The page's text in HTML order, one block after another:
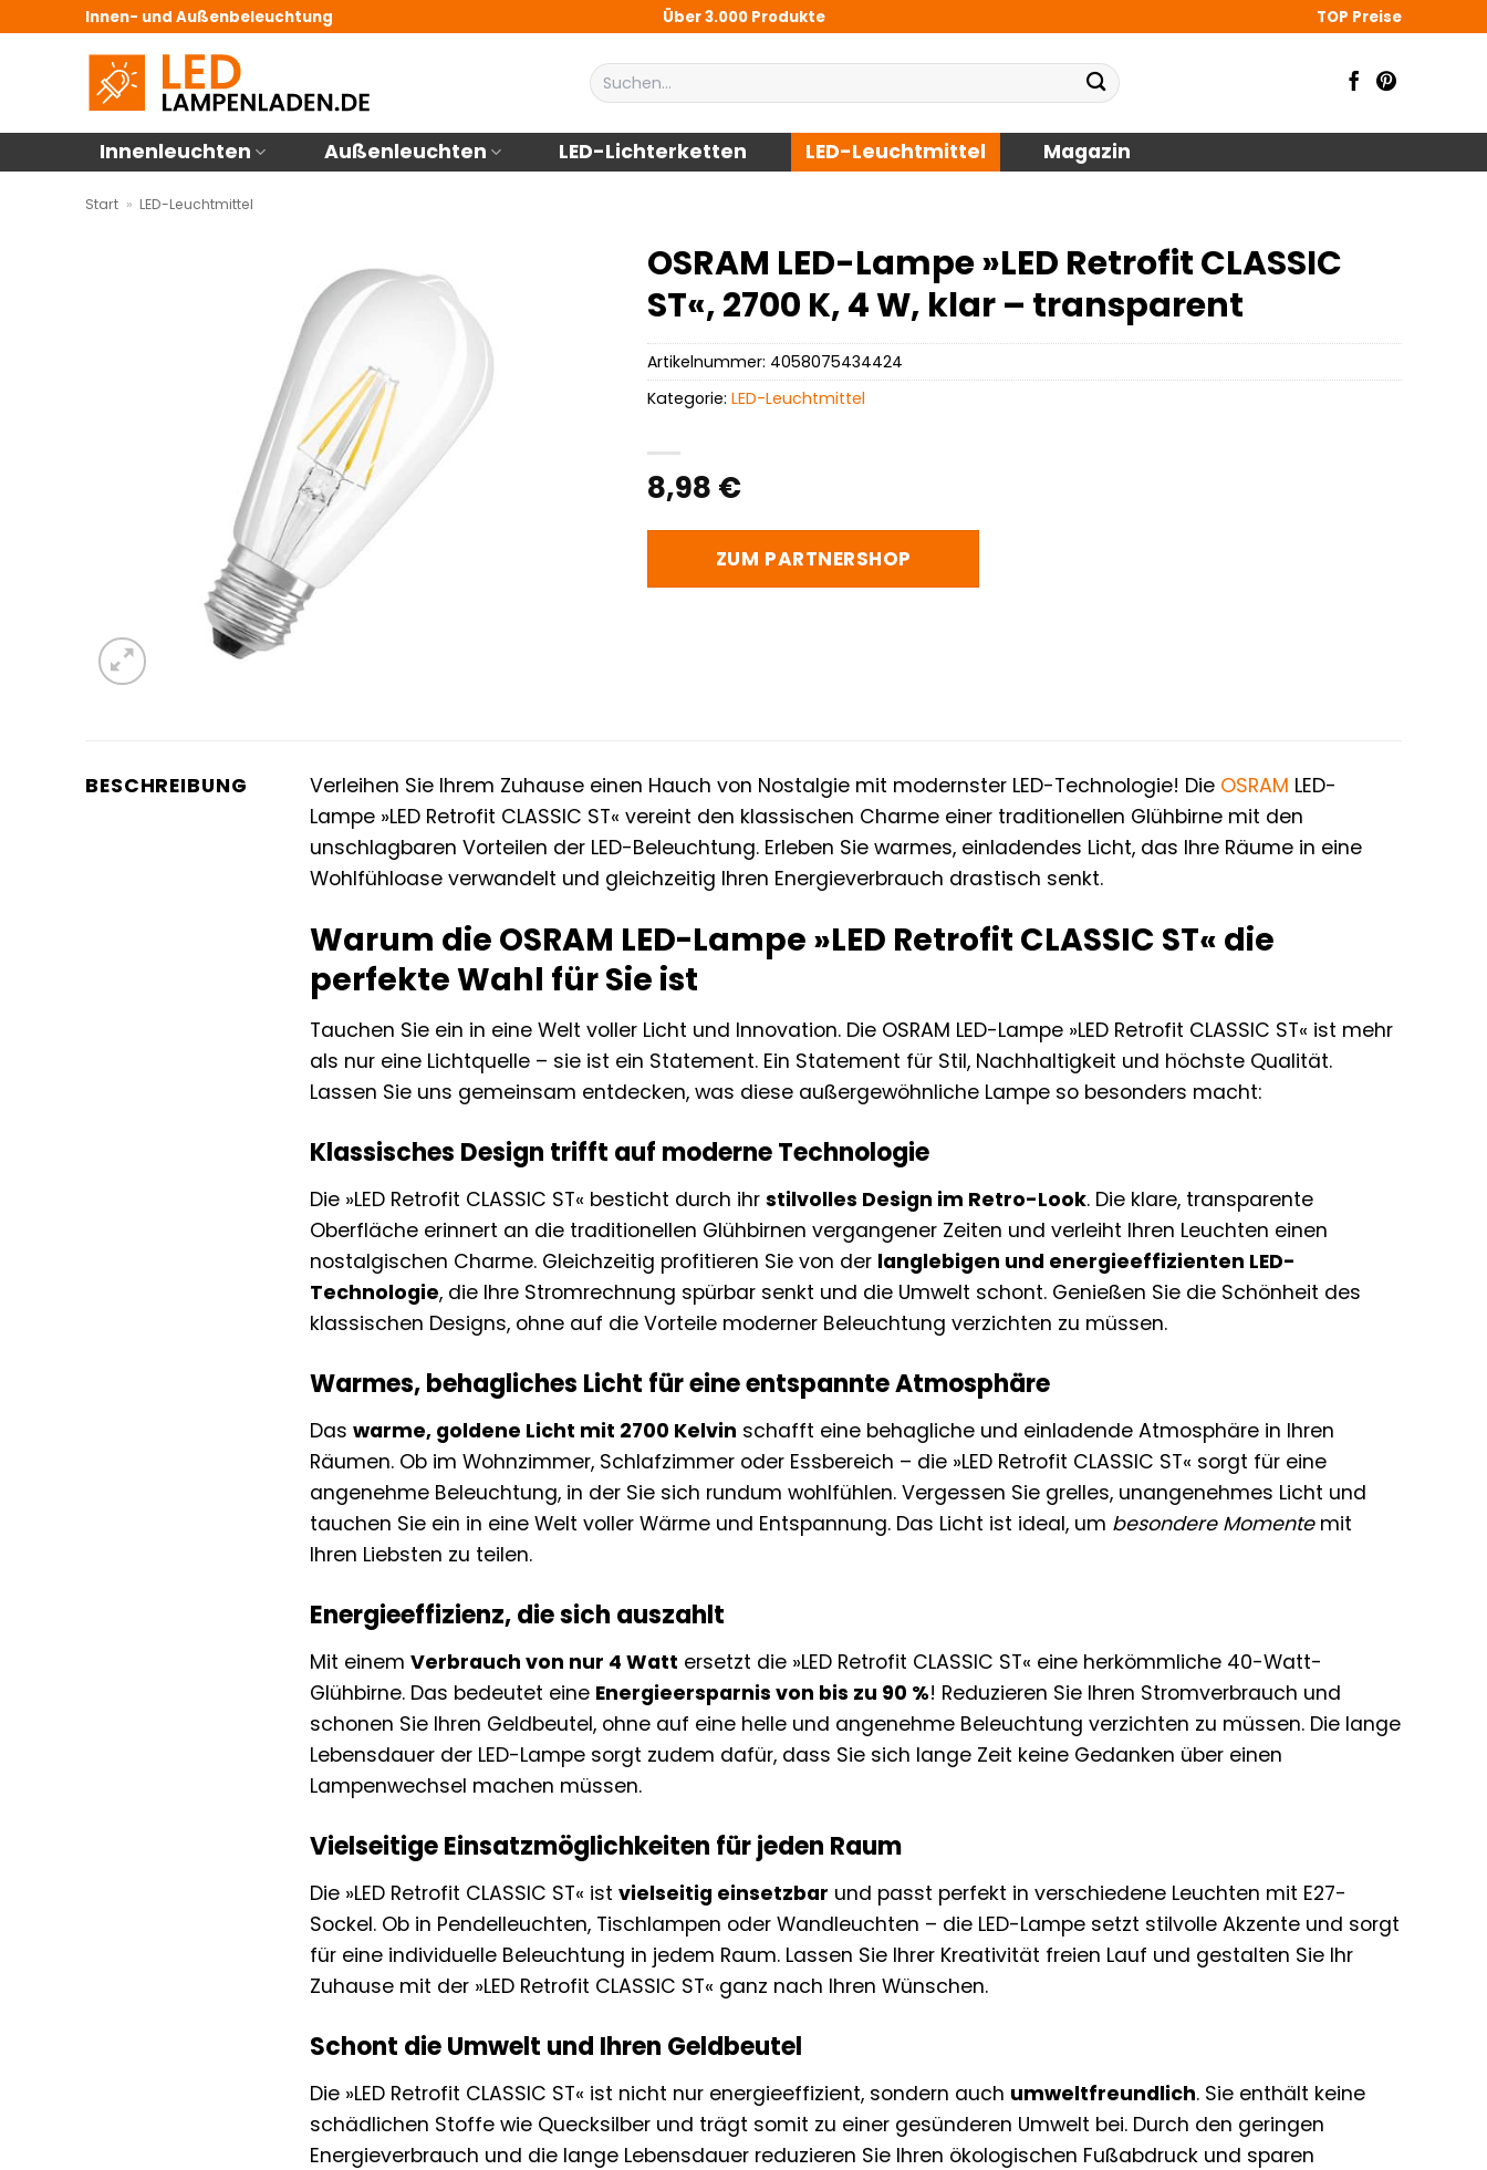
Innen- und Außenbeleuchtung Über 3.000 Produkte TOP Preise
Suchen
nach:
Innenleuchten Außenleuchten LED-Lichterketten LED-Leuchtmittel Magazin
Start » LED-Leuchtmittel
OSRAM LED-Lampe »LED Retrofit CLASSIC
ST«, 2700 K, 4 W, klar – transparent
8,98 €
ZUM PARTNERSHOP
Artikelnummer: 4058075434424
Kategorie:LED-Leuchtmittel
BESCHREIBUNG Verleihen Sie Ihrem Zuhause einen Hauch von Nostalgie mit modernster LED-Technologie! Die OSRAM LED-
Lampe »LED Retrofit CLASSIC ST« vereint den klassischen Charme einer traditionellen Glühbirne mit den
unschlagbaren Vorteilen der LED-Beleuchtung. Erleben Sie warmes, einladendes Licht, das Ihre Räume in eine
Wohlfühloase verwandelt und gleichzeitig Ihren Energieverbrauch drastisch senkt.
Warum die OSRAM LED-Lampe »LED Retrofit CLASSIC ST« die
perfekte Wahl für Sie ist
Tauchen Sie ein in eine Welt voller Licht und Innovation. Die OSRAM LED-Lampe »LED Retrofit CLASSIC ST« ist mehr
als nur eine Lichtquelle – sie ist ein Statement. Ein Statement für Stil, Nachhaltigkeit und höchste Qualität.
Lassen Sie uns gemeinsam entdecken, was diese außergewöhnliche Lampe so besonders macht:
Klassisches Design trifft auf moderne Technologie
Die »LED Retrofit CLASSIC ST« besticht durch ihrstilvolles Design im Retro-Look. Die klare, transparente
Oberfläche erinnert an die traditionellen Glühbirnen vergangener Zeiten und verleiht Ihren Leuchten einen
nostalgischen Charme. Gleichzeitig profitieren Sie von der langlebigen und energieeffizienten LED-
Technologie, die Ihre Stromrechnung spürbar senkt und die Umwelt schont. Genießen Sie die Schönheit des
klassischen Designs, ohne auf die Vorteile moderner Beleuchtung verzichten zu müssen.
Warmes, behagliches Licht für eine entspannte Atmosphäre
Daswarme, goldene Licht mit 2700 Kelvin schafft eine behagliche und einladende Atmosphäre in Ihren
Räumen. Ob im Wohnzimmer, Schlafzimmer oder Essbereich – die »LED Retrofit CLASSIC ST« sorgt für eine
angenehme Beleuchtung, in der Sie sich rundum wohlfühlen. Vergessen Sie grelles, unangenehmes Licht und
tauchen Sie ein in eine Welt voller Wärme und Entspannung. Das Licht ist ideal, um besondere Momentemit
Ihren Liebsten zu teilen.
Energieeffizienz, die sich auszahlt
Mit einemVerbrauch von nur 4 Watt ersetzt die »LED Retrofit CLASSIC ST« eine herkömmliche 40-Watt-
Glühbirne. Das bedeutet eine Energieersparnis von bis zu 90 %! Reduzieren Sie Ihren Stromverbrauch und
schonen Sie Ihren Geldbeutel, ohne auf eine helle und angenehme Beleuchtung verzichten zu müssen. Die lange
Lebensdauer der LED-Lampe sorgt zudem dafür, dass Sie sich lange Zeit keine Gedanken über einen
Lampenwechsel machen müssen.
Vielseitige Einsatzmöglichkeiten für jeden Raum
Die »LED Retrofit CLASSIC ST« istvielseitig einsetzbar und passt perfekt in verschiedene Leuchten mit E27-
Sockel. Ob in Pendelleuchten, Tischlampen oder Wandleuchten – die LED-Lampe setzt stilvolle Akzente und sorgt
für eine individuelle Beleuchtung in jedem Raum. Lassen Sie Ihrer Kreativität freien Lauf und gestalten Sie Ihr
Zuhause mit der »LED Retrofit CLASSIC ST« ganz nach Ihren Wünschen.
Schont die Umwelt und Ihren Geldbeutel
Die »LED Retrofit CLASSIC ST« ist nicht nur energieeffizient, sondern auch umweltfreundlich. Sie enthält keine
schädlichen Stoffe wie Quecksilber und trägt somit zu einer gesünderen Umwelt bei. Durch den geringen
Energieverbrauch und die lange Lebensdauer reduzieren Sie Ihren ökologischen Fußabdruck und sparen